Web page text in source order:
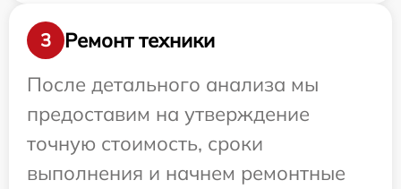
3
Ремонт техники
После детального анализа мы
предоставим на утверждение
точную стоимость, сроки
выполнения и начнем ремонтные